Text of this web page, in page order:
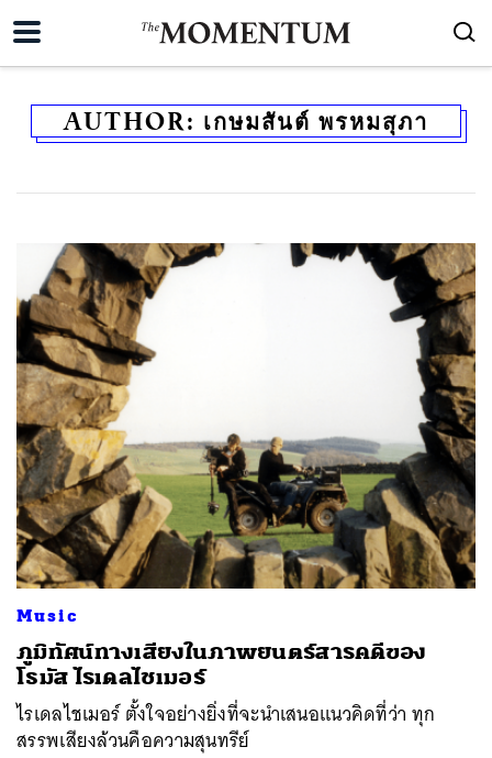
AUTHOR: เกษมสันต์ พรหมสุภา
Music
ภูมิทัศน์ทางเสียงในภาพยนตร์สารคดีของ
โธมัส ไรเดลไชเมอร์
ไรเดลไชเมอร์ ตั้งใจอย่างยิ่งที่จะนำเสนอแนวคิดที่ว่า ทุก
สรรพเสียงล้วนคือความสุนทรีย์